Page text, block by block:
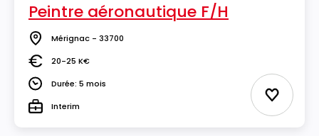
Peintre aéronautique F/H
Lieu Mérignac - 33700
Salaire20-25 K€
DuréeDurée: 5 mois
TypeInterim Ajouter